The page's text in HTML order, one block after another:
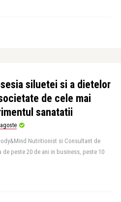
siluetei si a dietelor
de cele mai
sanatatii
Nutritionist si Consultant de
de peste 20 de ani in business, peste 10